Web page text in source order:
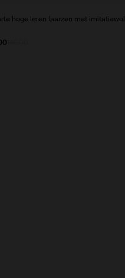
hoge leren laarzen met imitatiewol